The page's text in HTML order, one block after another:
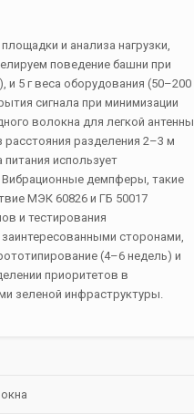
и анализа нагрузки,
поведение башни при
5 г веса оборудования (50–200
сигнала при минимизации
волокна для легкой антенны
расстояния разделения 2–3 м
использует
Вибрационные демпферы, такие
МЭК 60826 и ГБ 50017
и тестирования
сторонами,
(4–6 недель) и
приоритетов в
зеленой инфраструктуры.